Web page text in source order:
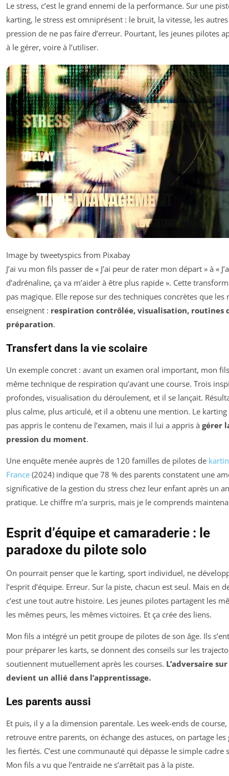
Le stress, c’est le grand ennemi de la performance. Sur une
karting, le stress est omniprésent : le bruit, la vitesse, les
pression de ne pas faire d’erreur. Pourtant, les jeunes pilotes
à le gérer, voire à l’utiliser.
Image by tweetyspics from Pixabay
J’ai vu mon fils passer de « J’ai peur de rater mon départ » à «
d’adrénaline, ça va m’aider à être plus rapide ». Cette
pas magique. Elle repose sur des techniques concrètes que les
enseignent : respiration contrôlée, visualisation, routines
préparation.
Transfert dans la vie scolaire
Un exemple concret : avant un examen oral important, mon
même technique de respiration qu’avant une course. Trois
profondes, visualisation du déroulement, et il se lançait.
plus calme, plus articulé, et il a obtenu une mention. Le karting
pas appris le contenu de l’examen, mais il lui a appris à gérer
pression du moment.
Une enquête menée auprès de 120 familles de pilotes de
France (2024) indique que 78 % des parents constatent une
significative de la gestion du stress chez leur enfant après un
pratique. Le chiffre m’a surpris, mais je le comprends
Esprit d’équipe et camaraderie : le
paradoxe du pilote solo
On pourrait penser que le karting, sport individuel, ne
l’esprit d’équipe. Erreur. Sur la piste, chacun est seul. Mais en
c’est une tout autre histoire. Les jeunes pilotes partagent les
les mêmes peurs, les mêmes victoires. Et ça crée des liens.
Mon fils a intégré un petit groupe de pilotes de son âge. Ils
pour préparer les karts, se donnent des conseils sur les
soutiennent mutuellement après les courses. L’adversaire
devient un allié dans l’apprentissage.
Les parents aussi
Et puis, il y a la dimension parentale. Les week-ends de course,
retrouve entre parents, on échange des astuces, on partage les
les fiertés. C’est une communauté qui dépasse le simple cadre
Mon fils a vu que l’entraide ne s’arrêtait pas à la piste.